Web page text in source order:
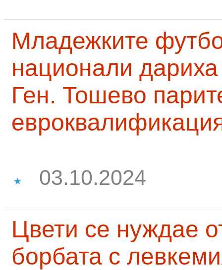
Младежките
национали
Ген. Тошево
03.10.2024
Цвети се нуждае
борбата с